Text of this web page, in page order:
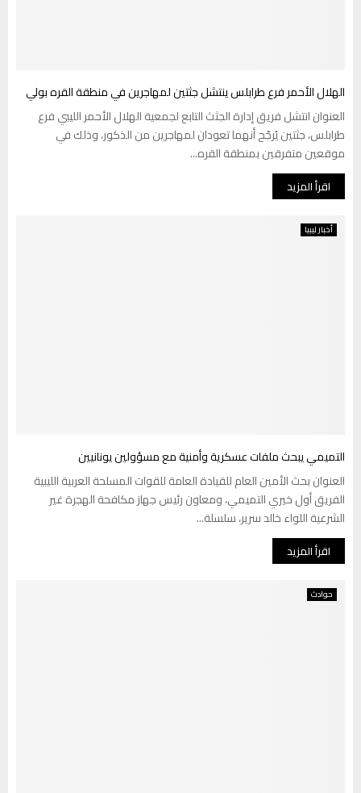
الهلال الأحمر فرع طرابلس ينتشل جثتين لمهاجرين في منطقة القره بولي
العنوان انتشل فريق إدارة الجثث التابع لجمعية الهلال الأحمر الليبي فرع
طرابلس، جثتين يُرجّح أنهما تعودان لمهاجرين من الذكور، وذلك في
موقعين متفرقين بمنطقة القره...
اقرأ المزيد
أخبار ليبيا
التميمي يبحث ملفات عسكرية وأمنية مع مسؤولين يونانيين
العنوان بحث الأمين العام للقيادة العامة للقوات المسلحة العربية الليبية
الفريق أول خيري التميمي، ومعاون رئيس جهاز مكافحة الهجرة غير
الشرعية اللواء خالد سرير، سلسلة...
اقرأ المزيد
حوادث